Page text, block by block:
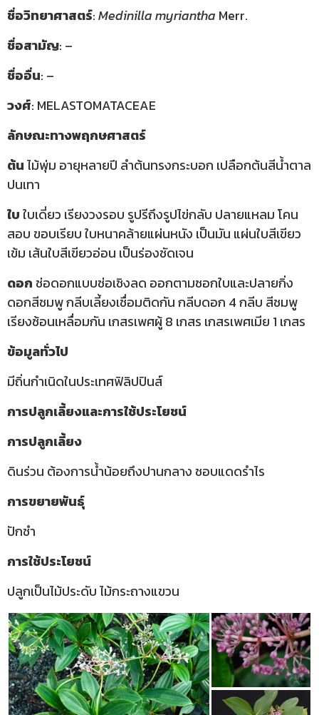
ชื่อวิทยาศาสตร์:Medinilla myriantha Merr.
ชื่อสามัญ: –
ชื่ออื่น: –
วงศ์: MELASTOMATACEAE
ลักษณะทางพฤกษศาสตร์
ต้นไม้พุ่ม อายุหลายปี ลำต้นทรงกระบอก เปลือกต้นสีน้ำตาล
ปนเทา
ใบใบเดี่ยว เรียงวงรอบ รูปรีถึงรูปไข่กลับ ปลายแหลม โคน
สอบ ขอบเรียบ ใบหนาคล้ายแผ่นหนัง เป็นมัน แผ่นใบสีเขียว
เข้ม เส้นใบสีเขียวอ่อน เป็นร่องชัดเจน
ดอก ช่อดอกแบบช่อเชิงลด ออกตามซอกใบและปลายกิ่ง
ดอกสีชมพู กลีบเลี้ยงเชื่อมติดกัน กลีบดอก 4 กลีบ สีชมพู
เรียงซ้อนเหลื่อมกัน เกสรเพศผู้ 8 เกสร เกสรเพศเมีย 1 เกสร
ข้อมูลทั่วไป
มีถิ่นกำเนิดในประเทศฟิลิปปินส์
การปลูกเลี้ยงและการใช้ประโยชน์
การปลูกเลี้ยง
ดินร่วน ต้องการน้ำน้อยถึงปานกลาง ชอบแดดรำไร
การขยายพันธุ์
ปักชำ
การใช้ประโยชน์
ปลูกเป็นไม้ประดับ ไม้กระถางแขวน